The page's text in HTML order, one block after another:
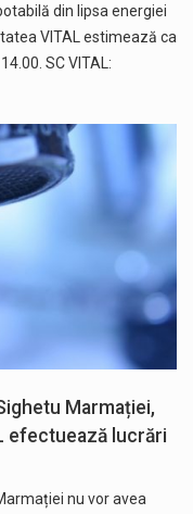
din lipsa energiei
VITAL estimează ca
SC VITAL:
Marmației,
efectuează lucrări
nu vor avea